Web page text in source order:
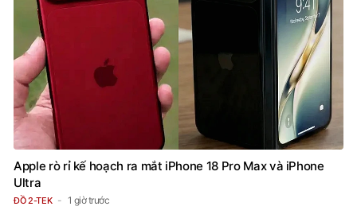
Apple rò rỉ kế hoạch ra mắt iPhone 18 Pro Max và iPhone
Ultra
ĐỒ 2-TEK 1 giờ trước